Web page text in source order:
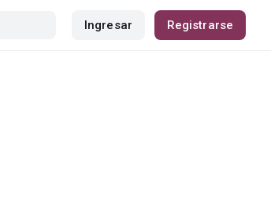
Ingresar Registrarse